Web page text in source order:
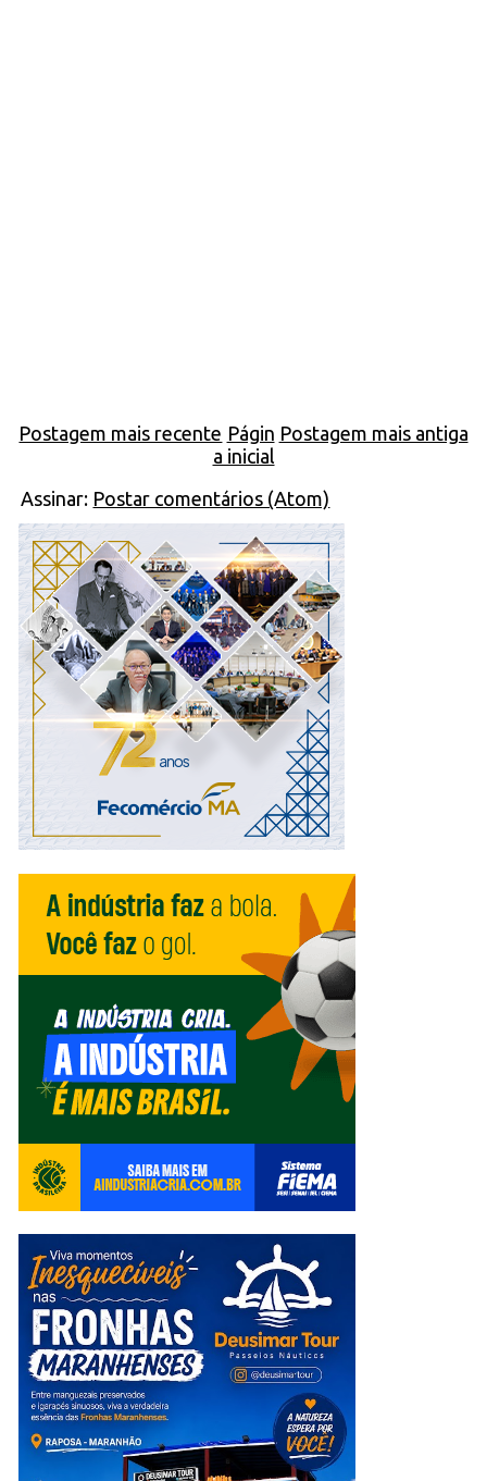
Postagem mais recente Postagem mais antiga
Págin
a inicial
Assinar: Postar comentários (Atom)